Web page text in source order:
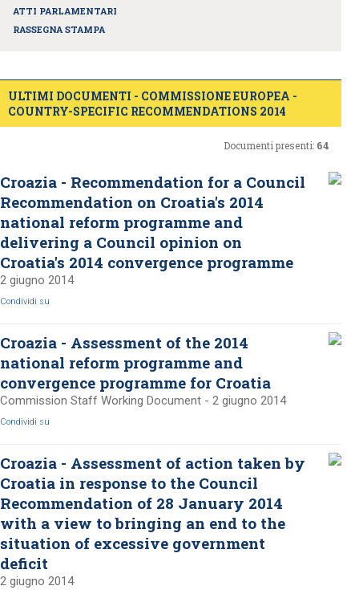
ATTI PARLAMENTARI
RASSEGNA STAMPA
ULTIMI DOCUMENTI - COMMISSIONE EUROPEA -
COUNTRY-SPECIFIC RECOMMENDATIONS 2014
Documenti presenti: 64
Croazia - Recommendation for a Council
Recommendation on Croatia's 2014
national reform programme and
delivering a Council opinion on
Croatia's 2014 convergence programme
2 giugno 2014
Condividi su
Croazia - Assessment of the 2014
national reform programme and
convergence programme for Croatia
Commission Staff Working Document - 2 giugno 2014
Condividi su
Croazia - Assessment of action taken by
Croatia in response to the Council
Recommendation of 28 January 2014
with a view to bringing an end to the
situation of excessive government
deficit
2 giugno 2014